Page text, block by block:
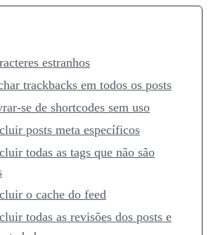
estranhos
trackbacks em todos os posts
se de shortcodes sem uso
posts meta específicos
todas as tags que não são
o cache do feed
todas as revisões dos posts e